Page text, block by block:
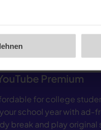
via the Link
Premium
for college
school year with ad-
break and play original